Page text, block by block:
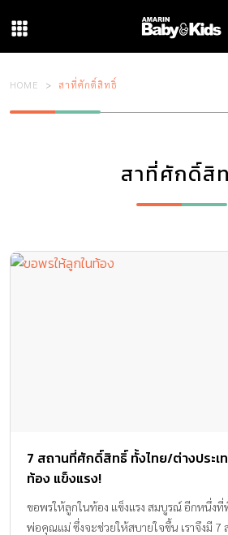
HOME สาที่ศักดิ์สิทธิ์
สาที่ศักดิ์สิ
7 สถานที่ศักดิ์สิทธิ์ ทั้งไทย/ต่างประเ
ท้อง แข็งแรง!
ขอพรให้ลูกในท้อง แข็งแรง สมบูรณ์ อีกหนึ่งที่
พ่อคุณแม่ ซึ่งจะช่วยให้สบายใจขึ้น เราจึงมี